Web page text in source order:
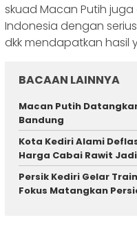
skuad Macan Putih
Indonesia dengan
dkk mendapatkan hasil
BACAAN LAINNYA
Macan Putih
Bandung
Kota Kediri Alami
Harga Cabai Rawit
Persik Kediri Gelar
Fokus Matangkan